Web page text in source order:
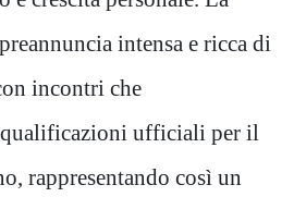
intensa e ricca di
incontri che
ufficiali per il
rappresentando così un